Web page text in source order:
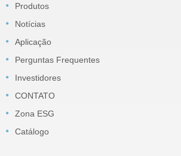
Produtos
Notícias
Aplicação
Perguntas Frequentes
Investidores
CONTATO
Zona ESG
Catálogo